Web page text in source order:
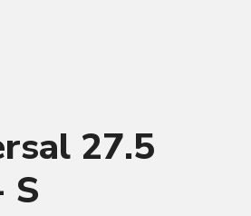
27.5
S